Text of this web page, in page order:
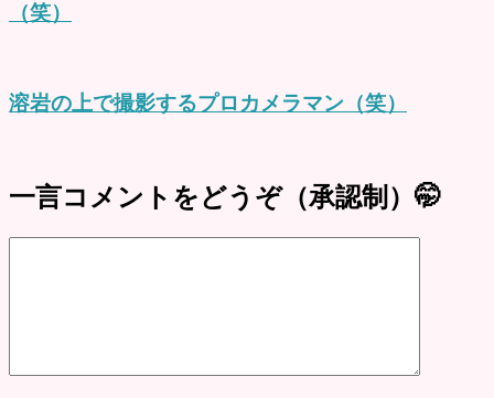
（笑）
溶岩の上で撮影するプロカメラマン（笑）
一言コメントをどうぞ（承認制）🤭